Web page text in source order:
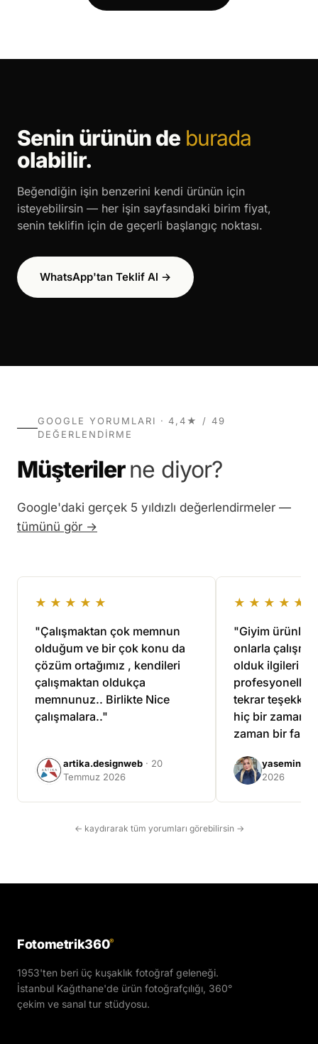
Senin ürünün de burada
olabilir.
Beğendiğin işin benzerini kendi ürünün için
isteyebilirsin — her işin sayfasındaki birim fiyat,
senin teklifin için de geçerli başlangıç noktası.
WhatsApp'tan Teklif Al →
GOOGLE YORUMLARI · 4,4★ / 49
DEĞERLENDIRME
Müşterilerne diyor?
Google'daki gerçek 5 yıldızlı değerlendirmeler —
tümünü gör →
★★★★★
"Çalışmaktan çok memnun
olduğum ve bir çok konu da
çözüm ortağımız , kendileri
çalışmaktan oldukça
memnunuz.. Birlikte Nice
çalışmalara.."
artika.designweb · 20
Temmuz 2026
★★★★★
"Giyim
onlarla
olduk ilgileri ve
tekrar teşekkür
hiç bir zaman
zaman bir
yasemin
2026
← kaydırarak tüm yorumları görebilirsin →
Fotometrik360®
1953'ten beri üç kuşaklık fotoğraf geleneği.
İstanbul Kağıthane'de ürün fotoğrafçılığı, 360°
çekim ve sanal tur stüdyosu.